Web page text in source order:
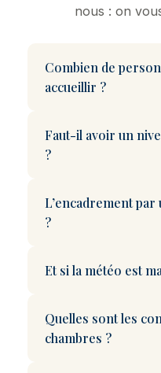
nous : on
Combien de
accueillir ?
Faut-il avoir un
?
L’encadrement
?
Et si la météo est
Quelles sont les
chambres ?